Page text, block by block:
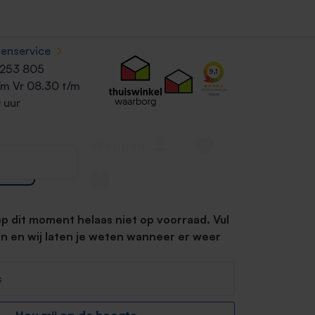
›
805
Vr 08.30 t/m
uur
100
Merk:Uriage
dit moment helaas niet op voorraad. Vul
en wij laten je weten wanneer er weer